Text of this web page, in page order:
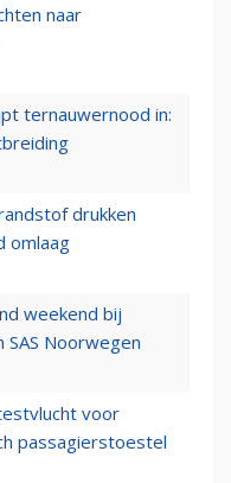
naar
ternauwernood in:
drukken
omlaag
weekend bij
SAS Noorwegen
voor
passagierstoestel